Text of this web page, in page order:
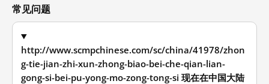
常见问题
http://www.scmpchinese.com/sc/china/41978/zhon
g-tie-jian-zhi-xun-zhong-biao-bei-che-qian-lian-
gong-si-bei-pu-yong-mo-zong-tong-si 现在在中国大陆